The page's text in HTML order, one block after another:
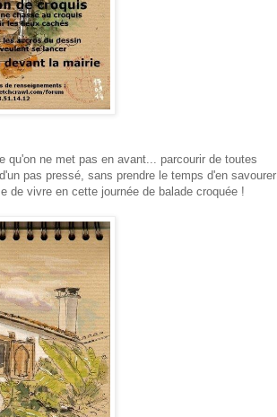
qu'on ne met pas en avant... parcourir de toutes
pas pressé, sans prendre le temps d'en savourer
de vivre en cette journée de balade croquée !